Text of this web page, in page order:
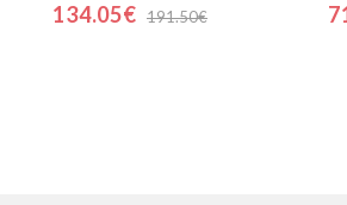
134.05€ 191.50€